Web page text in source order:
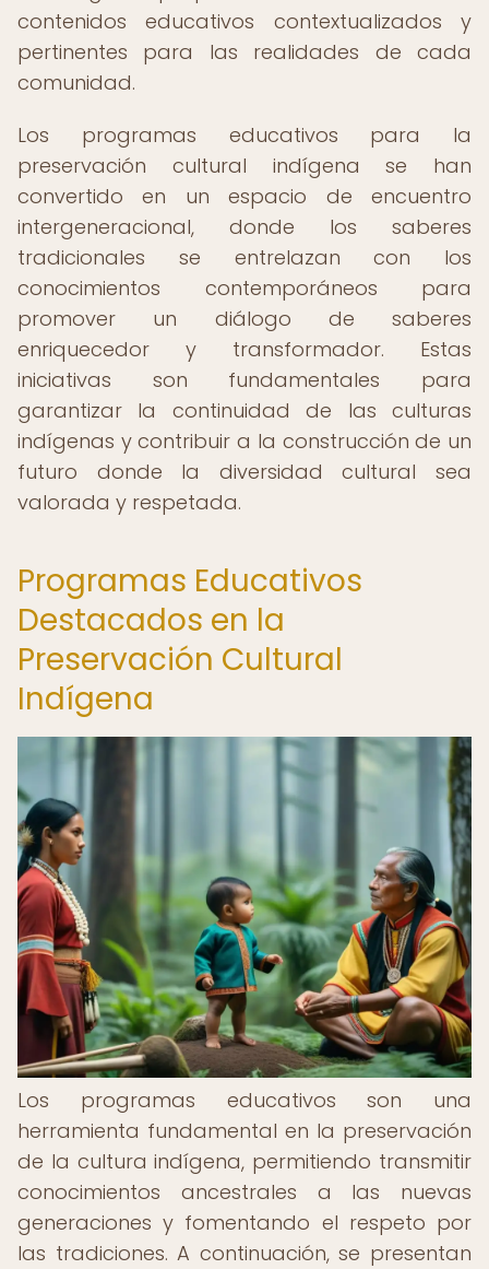
contenidos educativos contextualizados y
pertinentes para las realidades de cada
comunidad.
Los programas educativos para la
preservación cultural indígena se han
convertido en un espacio de encuentro
intergeneracional, donde los saberes
tradicionales se entrelazan con los
conocimientos contemporáneos para
promover un diálogo de saberes
enriquecedor y transformador. Estas
iniciativas son fundamentales para
garantizar la continuidad de las culturas
indígenas y contribuir a la construcción de un
futuro donde la diversidad cultural sea
valorada y respetada.
Programas Educativos
Destacados en la
Preservación Cultural
Indígena
Los programas educativos son una
herramienta fundamental en la preservación
de la cultura indígena, permitiendo transmitir
conocimientos ancestrales a las nuevas
generaciones y fomentando el respeto por
las tradiciones. A continuación, se presentan